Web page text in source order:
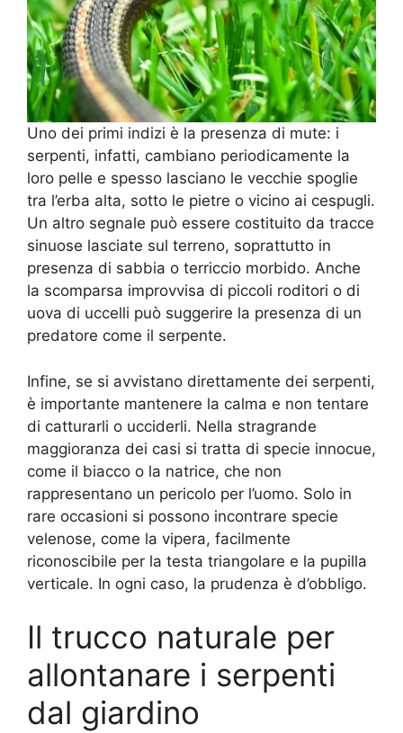
Uno dei primi indizi è la presenza di mute: i
serpenti, infatti, cambiano periodicamente la
loro pelle e spesso lasciano le vecchie spoglie
tra l’erba alta, sotto le pietre o vicino ai cespugli.
Un altro segnale può essere costituito da tracce
sinuose lasciate sul terreno, soprattutto in
presenza di sabbia o terriccio morbido. Anche
la scomparsa improvvisa di piccoli roditori o di
uova di uccelli può suggerire la presenza di un
predatore come il serpente.
Infine, se si avvistano direttamente dei serpenti,
è importante mantenere la calma e non tentare
di catturarli o ucciderli. Nella stragrande
maggioranza dei casi si tratta di specie innocue,
come il biacco o la natrice, che non
rappresentano un pericolo per l’uomo. Solo in
rare occasioni si possono incontrare specie
velenose, come la vipera, facilmente
riconoscibile per la testa triangolare e la pupilla
verticale. In ogni caso, la prudenza è d’obbligo.
Il trucco naturale per
allontanare i serpenti
dal giardino